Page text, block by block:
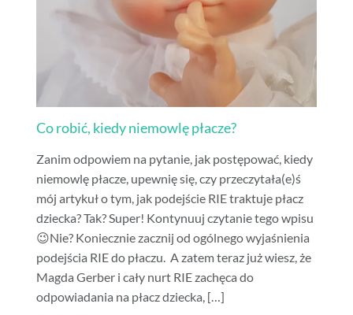
Co robić, kiedy niemowlę płacze?
Zanim odpowiem na pytanie, jak postępować, kiedy
niemowlę płacze, upewnię się, czy przeczytała(e)ś
mój artykuł o tym, jak podejście RIE traktuje płacz
dziecka? Tak? Super! Kontynuuj czytanie tego wpisu
😉Nie? Koniecznie zacznij od ogólnego wyjaśnienia
podejścia RIE do płaczu. A zatem teraz już wiesz, że
Magda Gerber i cały nurt RIE zachęca do
odpowiadania na płacz dziecka, […]